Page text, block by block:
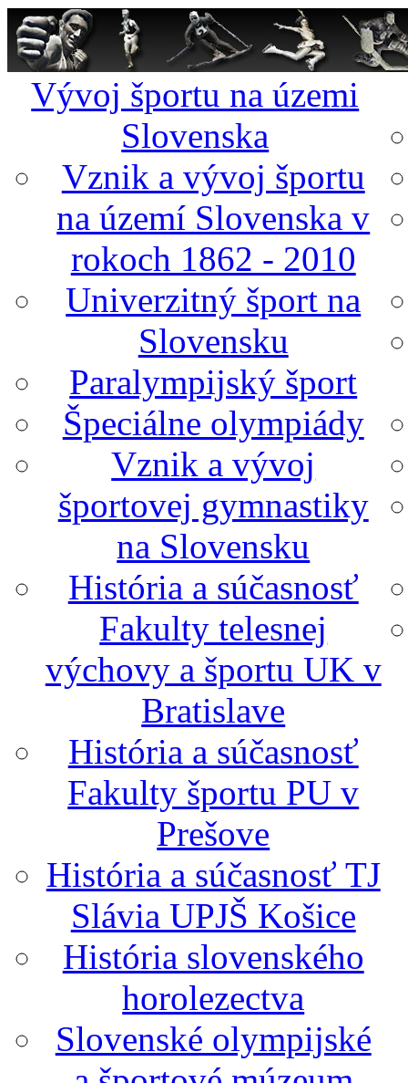
Vývoj športu na územi
Slovenska
Vznik a vývoj športu
na území Slovenska v
rokoch 1862 - 2010
Univerzitný šport na
Slovensku
Paralympijský šport
Špeciálne olympiády
Vznik a vývoj
športovej gymnastiky
na Slovensku
História a súčasnosť
Fakulty telesnej
výchovy a športu UK v
Bratislave
História a súčasnosť
Fakulty športu PU v
Prešove
História a súčasnosť TJ
Slávia UPJŠ Košice
História slovenského
horolezectva
Slovenské olympijské